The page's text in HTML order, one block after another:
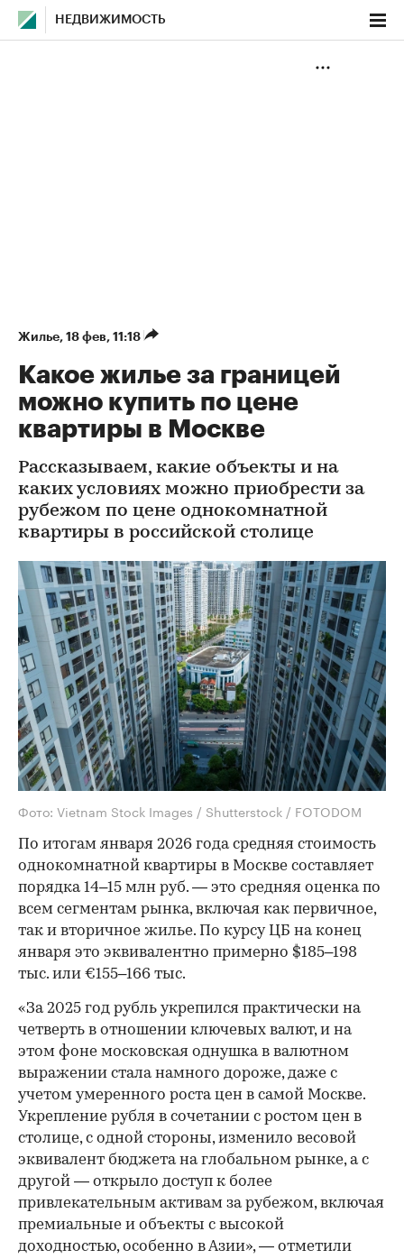
НЕДВИЖИМОСТЬ
Жилье⁠, 18 фев, 11:18
Какое жилье за границей
можно купить по цене
квартиры в Москве
Рассказываем, какие объекты и на
каких условиях можно приобрести за
рубежом по цене однокомнатной
квартиры в российской столице
Фото: Vietnam Stock Images / Shutterstock / FOTODOM
По итогам января 2026 года средняя стоимость
однокомнатной квартиры в Москве составляет
порядка 14–15 млн руб. — это средняя оценка по
всем сегментам рынка, включая как первичное,
так и вторичное жилье. По курсу ЦБ на конец
января это эквивалентно примерно $185–198
тыс. или €155–166 тыс.
«За 2025 год рубль укрепился практически на
четверть в отношении ключевых валют, и на
этом фоне московская однушка в валютном
выражении стала намного дороже, даже с
учетом умеренного роста цен в самой Москве.
Укрепление рубля в сочетании с ростом цен в
столице, с одной стороны, изменило весовой
эквивалент бюджета на глобальном рынке, а с
другой — открыло доступ к более
привлекательным активам за рубежом, включая
премиальные и объекты с высокой
доходностью, особенно в Азии», — отметили